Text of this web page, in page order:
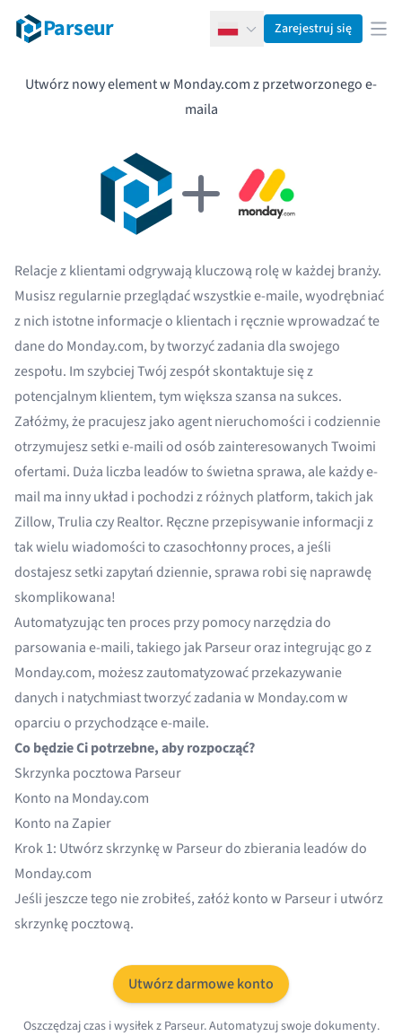
Parseur PolskiZarejestruj się
Utwórz nowy element w Monday.com z przetworzonego e-
maila
Relacje z klientami odgrywają kluczową rolę w każdej branży.
Musisz regularnie przeglądać wszystkie e-maile, wyodrębniać
z nich istotne informacje o klientach i ręcznie wprowadzać te
dane do Monday.com, by tworzyć zadania dla swojego
zespołu. Im szybciej Twój zespół skontaktuje się z
potencjalnym klientem, tym większa szansa na sukces.
Załóżmy, że pracujesz jako agent nieruchomości i codziennie
otrzymujesz setki e-maili od osób zainteresowanych Twoimi
ofertami. Duża liczba leadów to świetna sprawa, ale każdy e-
mail ma inny układ i pochodzi z różnych platform, takich jak
Zillow, Trulia czy Realtor. Ręczne przepisywanie informacji z
tak wielu wiadomości to czasochłonny proces, a jeśli
dostajesz setki zapytań dziennie, sprawa robi się naprawdę
skomplikowana!
Automatyzując ten proces przy pomocy narzędzia do
parsowania e-maili, takiego jakParseuroraz integrując go z
Monday.com, możesz zautomatyzować przekazywanie
danych i natychmiast tworzyć zadania w Monday.com w
oparciu o przychodzące e-maile.
Co będzie Ci potrzebne, aby rozpocząć?
Skrzynka pocztowa Parseur
Konto na Monday.com
Konto na Zapier
Krok 1: Utwórz skrzynkę w Parseur do zbierania leadów do
Monday.com
Jeśli jeszcze tego nie zrobiłeś, załóż konto w Parseur i utwórz
skrzynkę pocztową.
Utwórz darmowe konto
Oszczędzaj czas i wysiłek z Parseur. Automatyzuj swoje dokumenty.